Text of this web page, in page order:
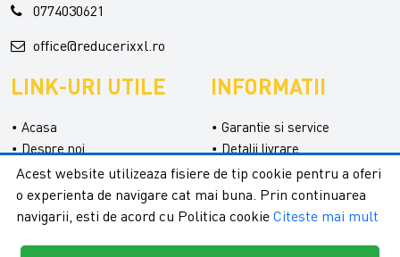
0774030621
office@reducerixxl.ro
LINK-URI UTILE
Acasa
Despre noi
Categorii
Contact
Formular retur
INFORMATII
Garantie si service
Detalii livrare
Confidentialitate
Termeni si conditii
Acest website utilizeaza fisiere de tip cookie pentru a oferi
o experienta de navigare cat mai buna. Prin continuarea
navigarii, esti de acord cu Politica cookie Citeste mai mult